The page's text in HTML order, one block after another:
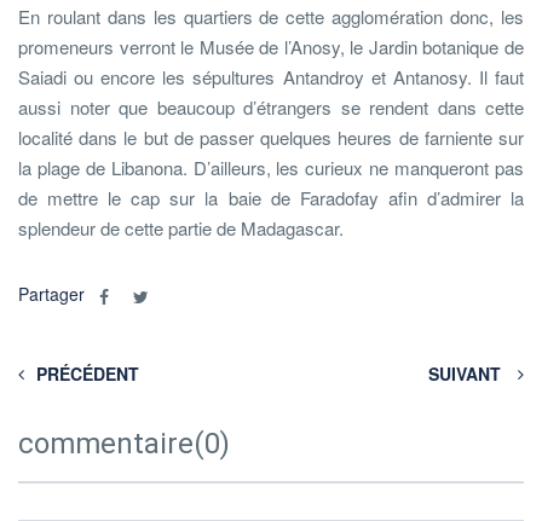
En roulant dans les quartiers de cette agglomération donc, les
promeneurs verront le Musée de l’Anosy, le Jardin botanique de
Saiadi ou encore les sépultures Antandroy et Antanosy. Il faut
aussi noter que beaucoup d’étrangers se rendent dans cette
localité dans le but de passer quelques heures de farniente sur
la plage de Libanona. D’ailleurs, les curieux ne manqueront pas
de mettre le cap sur la baie de Faradofay afin d’admirer la
splendeur de cette partie de Madagascar.
Partager
PRÉCÉDENT SUIVANT
commentaire(0)